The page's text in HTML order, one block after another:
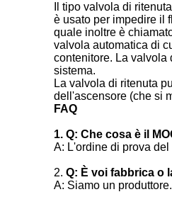
Il tipo valvola di
è usato per impedire il
quale inoltre è
valvola automatica di
contenitore. La valvola
sistema.
La valvola di ritenuta
dell'ascensore (che si
FAQ
1. Q: Che cosa è il
A: L'ordine di prova
2. Q: È voi fabbrica o
A: Siamo un produttore.